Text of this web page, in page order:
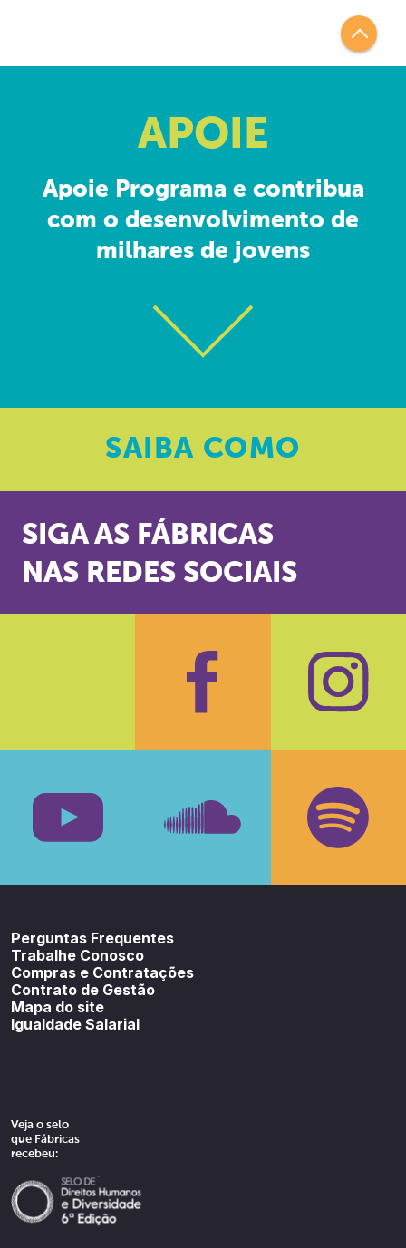
APOIE
Apoie Programa e contribua
com o desenvolvimento de
milhares de jovens
SAIBA COMO
SIGA AS FÁBRICAS
NAS REDES SOCIAIS
Facebook
Perguntas Frequentes
Trabalhe Conosco
Compras e Contratações
Contrato de Gestão
Mapa do site
Igualdade Salarial
Veja o selo
que Fábricas
recebeu: